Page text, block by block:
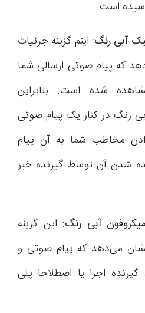
است.
آبی رنگ: اینم گزینه جزئیات
که پیام صوتی ارسالی شما
شده است. بنابراین
رنگ در کنار یک پیام صوتی
مخاطب شما به آن پیام
شدن آن توسط گیرنده خبر
آبی رنگ: این گزینه
می‌دهد که پیام صوتی و
اجرا یا اصطلاحا پلی